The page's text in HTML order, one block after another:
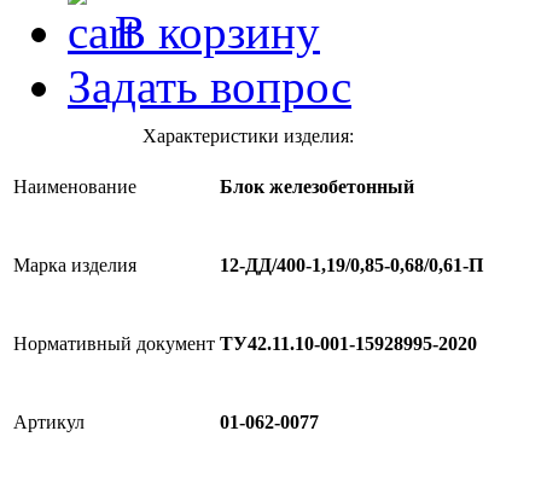
В корзину
Задать вопрос
Характеристики изделия:
Наименование Блок железобетонный
Марка изделия 12-ДД/400-1,19/0,85-0,68/0,61-П
Нормативный документ ТУ42.11.10-001-15928995-2020
Артикул 01-062-0077